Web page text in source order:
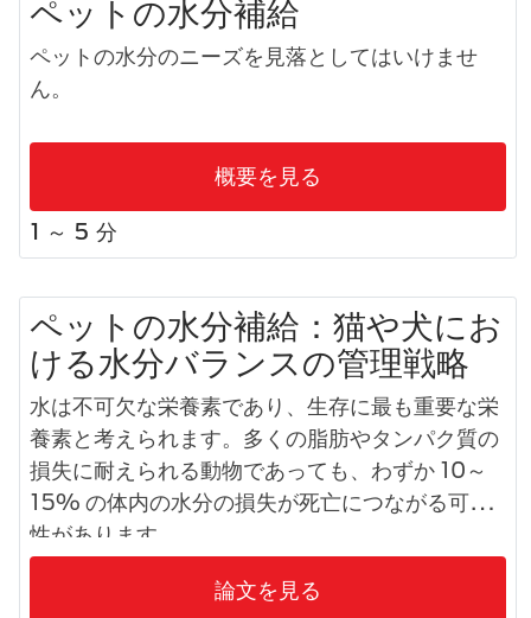
ペットの水分補給
ペットの水分のニーズを見落としてはいけませ
ん。
概要を見る
1 ～ 5 分
ペットの水分補給：猫や犬にお
ける水分バランスの管理戦略
水は不可欠な栄養素であり、生存に最も重要な栄
養素と考えられます。多くの脂肪やタンパク質の
損失に耐えられる動物であっても、わずか 10～
15% の体内の水分の損失が死亡につながる可能
性があります。
論文を見る